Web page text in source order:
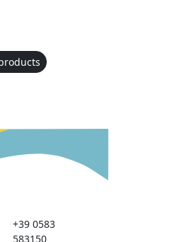
+39 0583
583150